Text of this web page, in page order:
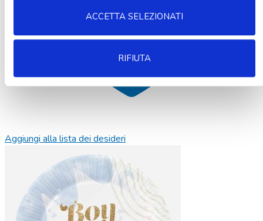
ACCETTA SELEZIONATI
RIFIUTA
Aggiungi alla lista dei desideri